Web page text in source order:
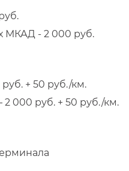
МКАД - 2 000 руб.
+ 50 руб./км.
000 руб. + 50 руб./км.